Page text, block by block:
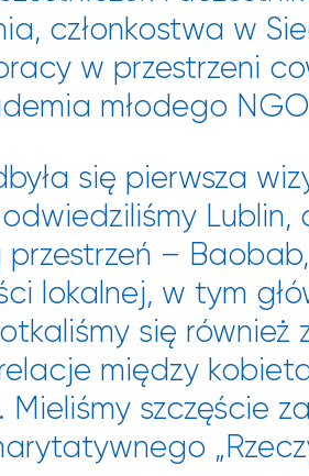
członkostwa w
w przestrzeni
młodego
się pierwsza
Lublin,
przestrzeń –
lokalnej, w tym
się również
między
szczęście